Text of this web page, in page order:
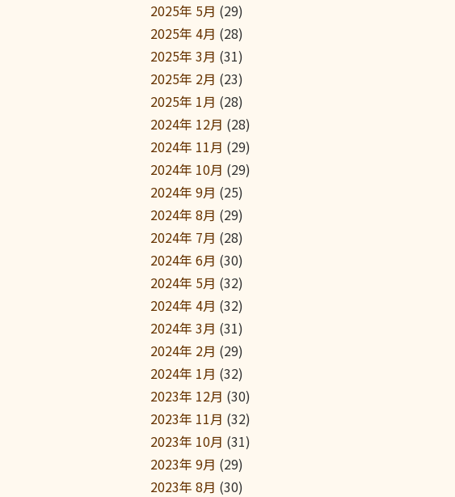
2025年 5月 (29)
2025年 4月 (28)
2025年 3月 (31)
2025年 2月 (23)
2025年 1月 (28)
2024年 12月 (28)
2024年 11月 (29)
2024年 10月 (29)
2024年 9月 (25)
2024年 8月 (29)
2024年 7月 (28)
2024年 6月 (30)
2024年 5月 (32)
2024年 4月 (32)
2024年 3月 (31)
2024年 2月 (29)
2024年 1月 (32)
2023年 12月 (30)
2023年 11月 (32)
2023年 10月 (31)
2023年 9月 (29)
2023年 8月 (30)